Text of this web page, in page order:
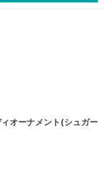
ィオーナメント(シュガー